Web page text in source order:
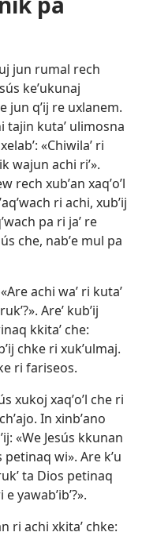
jun rumal rech
keʼukunaj
jun qʼij re uxlanem.
tajin kutaʼ ulimosna
«Chiwilaʼ ri
wajun achi riʼ».
rech xubʼan xaqʼoʼl
ri achi, xubʼij
pa ri jaʼ re
che, nabʼe mul pa
achi waʼ ri kutaʼ
Areʼ kubʼij
kkitaʼ che:
chke ri xukʼulmaj.
ri fariseos.
xukoj xaqʼoʼl che ri
In xinbʼano
«We Jesús kkunan
wi». Are kʼu
ta Dios petinaq
yawabʼibʼ?».
ri achi xkitaʼ chke: